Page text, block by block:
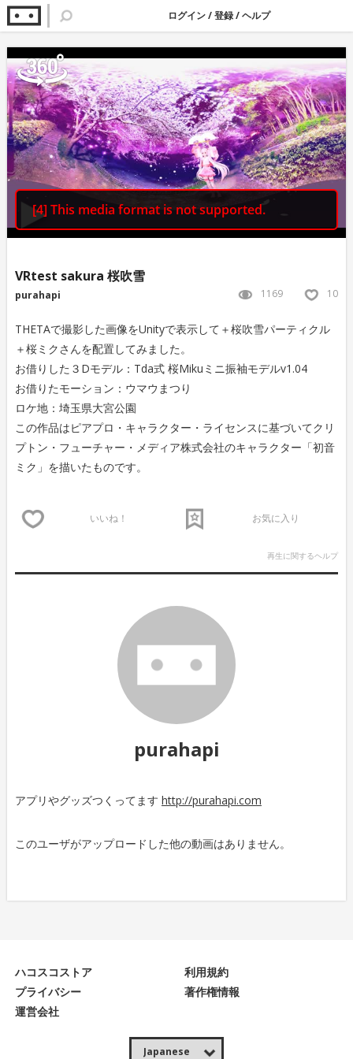
ログイン/登録/ヘルプ
VRtest sakura 桜吹雪
purahapi 1169 10
THETAで撮影した画像をUnityで表示して＋桜吹雪パーティクル
＋桜ミクさんを配置してみました。
お借りした３Dモデル：Tda式 桜Mikuミニ振袖モデルv1.04
お借りたモーション：ウマウまつり
ロケ地：埼玉県大宮公園
この作品はピアプロ・キャラクター・ライセンスに基づいてクリ
プトン・フューチャー・メディア株式会社のキャラクター「初音
ミク」を描いたものです。
いいね！ お気に入り
再生に関するヘルプ
purahapi
アプリやグッズつくってます http://purahapi.com
このユーザがアップロードした他の動画はありません。
ハコスコストア
利用規約
プライバシー
著作権情報
運営会社